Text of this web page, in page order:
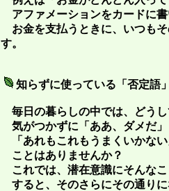
アファメーションをカードに
お金を支払うときに、いつも
す。
知らずに使っている「否定語
毎日の暮らしの中では、どう
気がつかずに「ああ、ダメだ
「あれもこれもうまくいかな
ことはありませんか？
これでは、潜在意識にそんな
すると、そのさらにその通り